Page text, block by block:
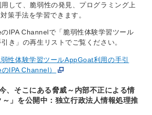
用して、脆弱性の発見、プログラミング上
策手法を学習できます。
IPA Channelで「脆弱性体験学習ツール
き」の再生リストでご覧ください。
性体験学習ツールAppGoat利用の手引
IPA Channel）
、そこにある脅威～内部不正による情
」を公開中：独立行政法人情報処理推